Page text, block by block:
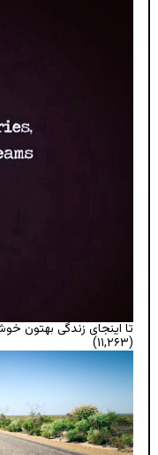
تا اینجای زندگی بهتون
(۱۱,۲۶۳)